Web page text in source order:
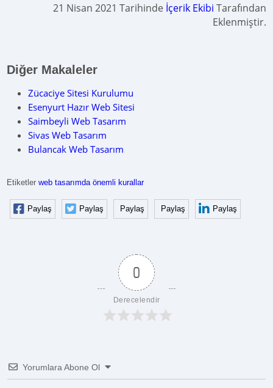
21 Nisan 2021 Tarihinde İçerik Ekibi Tarafından
Eklenmiştir.
Diğer Makaleler
Zücaciye Sitesi Kurulumu
Esenyurt Hazır Web Sitesi
Saimbeyli Web Tasarım
Sivas Web Tasarım
Bulancak Web Tasarım
Etiketlerweb tasarımda önemli kurallar
Paylaş Paylaş Paylaş Paylaş Paylaş
0
Derecelendir
Yorumlara Abone Ol